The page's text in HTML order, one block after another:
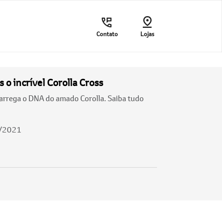
Contato Lojas
o incrível Corolla Cross
o DNA do amado Corolla. Saiba tudo
2021